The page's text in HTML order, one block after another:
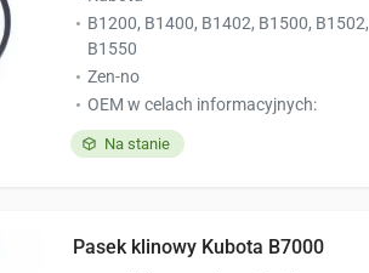
Na stanie
B1200, B1400, B1402, B1500, B1502,
B1550
Zen-no
OEM w celach informacyjnych:
Pasek klinowy Kubota B7000